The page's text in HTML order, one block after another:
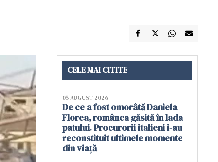
CELE MAI CITITE
05 AUGUST 2026
De ce a fost omorâtă Daniela
Florea, românca găsită în lada
patului. Procurorii italieni i-au
reconstituit ultimele momente
din viață